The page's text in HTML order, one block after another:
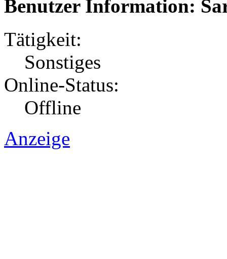
Benutzer Information:
Tätigkeit:
Sonstiges
Online-Status:
Offline
Anzeige